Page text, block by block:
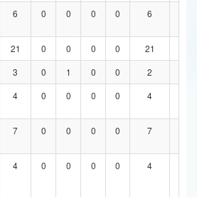
6 0 0 0 0 6
21 0 0 0 0 21
3 0 1 0 0 2
4 0 0 0 0 4
7 0 0 0 0 7
4 0 0 0 0 4